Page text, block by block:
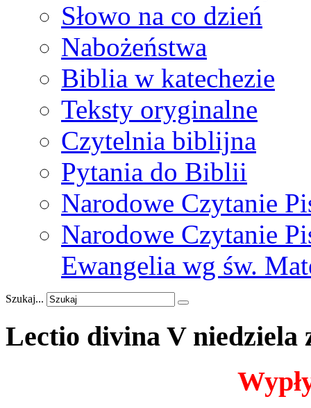
Słowo na co dzień
Nabożeństwa
Biblia w katechezie
Teksty oryginalne
Czytelnia biblijna
Pytania do Biblii
Narodowe Czytanie
Narodowe Czytanie
Ewangelia wg św.
Szukaj...
Lectio divina V niedziela